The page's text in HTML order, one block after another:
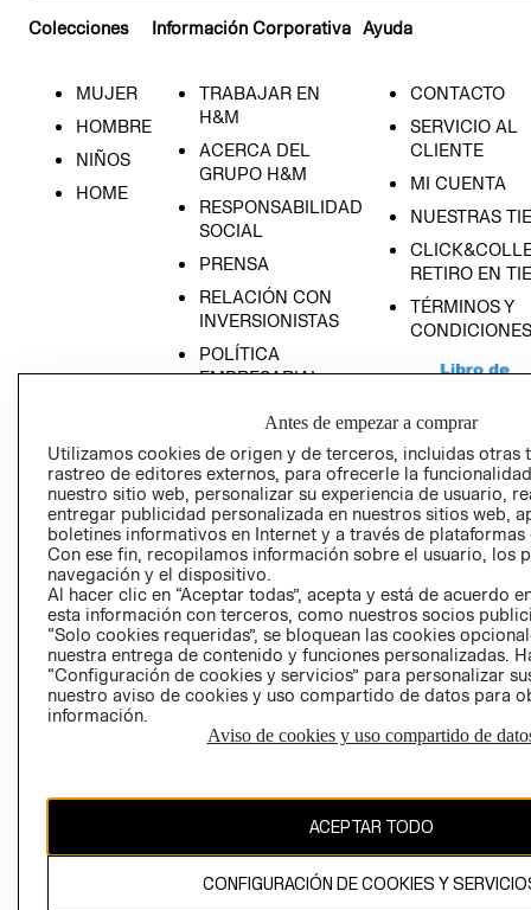
Colecciones
MUJER
HOMBRE
NIÑOS
HOME
Información Corporativa
TRABAJAR EN
H&M
ACERCA DEL
GRUPO H&M
RESPONSABILIDAD
SOCIAL
PRENSA
RELACIÓN CON
INVERSIONISTAS
POLÍTICA
EMPRESARIAL
Ayuda
CONTACTO
SERVICIO AL
CLIENTE
MI CUENTA
NUESTRAS
RETIRO EN
TÉRMINOS Y
CONDICIONES
AVISO DE
PRIVACIDAD
GIFT CARD
El contenido de esta página web está protegido por copyright y es
Antes de empezar a comprar
Utilizamos cookies de origen y de terceros, incluidas otras
rastreo de editores externos, para ofrecerle la
nuestro sitio web, personalizar su experiencia de usuario,
entregar publicidad personalizada en nuestros sitios web,
boletines informativos en Internet y a través de plataformas
Con ese fin, recopilamos información sobre el usuario, los
navegación y el dispositivo.
Al hacer clic en “Aceptar todas”, acepta y está de acuerdo
esta información con terceros, como nuestros socios
“Solo cookies requeridas”, se bloquean las cookies
nuestra entrega de contenido y funciones personalizadas.
“Configuración de cookies y servicios” para personalizar
nuestro aviso de cookies y uso compartido de datos para
información.
Aviso de cookies y uso compartido de
ACEPTAR TODO
CONFIGURACIÓN DE COOKIES Y